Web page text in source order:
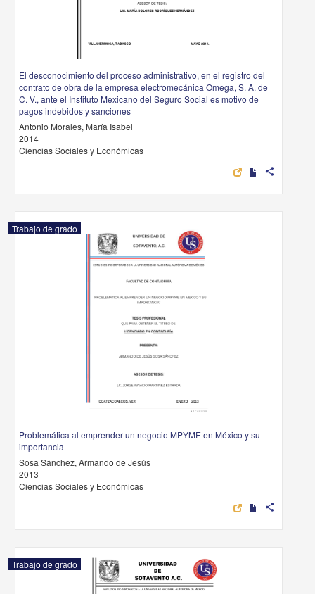
El desconocimiento del proceso administrativo, en el registro del
contrato de obra de la empresa electromecánica Omega, S. A. de
C. V., ante el Instituto Mexicano del Seguro Social es motivo de
pagos indebidos y sanciones
Antonio Morales, María Isabel
2014
Ciencias Sociales y Económicas
share
Trabajo de grado
Problemática al emprender un negocio MPYME en México y su
importancia
Sosa Sánchez, Armando de Jesús
2013
Ciencias Sociales y Económicas
share
Trabajo de grado